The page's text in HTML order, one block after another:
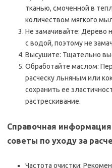
тканью, смоченной в
количеством мягкого
Не замачивайте: Дерево
с водой, поэтому не
Высушите: Тщательно
Обработайте маслом:
расческу льняным или
сохранить ее
растрескивание.
Справочная
советы по уходу за
Частота очистки: